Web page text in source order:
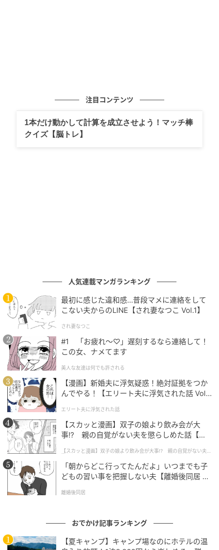
インスタレーションは、客室やラウンジ、レストラン
など複数の空間に施されているが、その世界観をより
深く体感できるのが、1棟限定のコラボレーションルー
ムだ。
注目コンテンツ
1本だけ動かして計算を成立させよう！マッチ棒
クイズ【脳トレ】
人気連載マンガランキング
最初に感じた違和感…普段マメに連絡をして
こない夫からのLINE【され妻なつこ Vol.1】
され妻なつこ
#1 「お疲れ〜♡」遅刻するなら連絡して！
この女、ナメてます
美人な友達は何でも許される
【漫画】新婚夫に浮気疑惑！絶対証拠をつか
んでやる！【エリート夫に浮気された話 Vol.
エリート夫に浮気された話
【スカッと漫画】双子の娘より飲み会が大
事!? 親の自覚がない夫を懲らしめた話【第1
【スカッと漫画】双子の娘より飲み会が大事!? 親の自覚がない夫を
懲らしめた話
「朝からどこ行ってたんだよ」いつまでも子
どもの習い事を把握しない夫【離婚後同居 Vo
離婚後同居
おでかけ記事ランキング
【夏キャンプ】キャンプ場なのにホテルの温